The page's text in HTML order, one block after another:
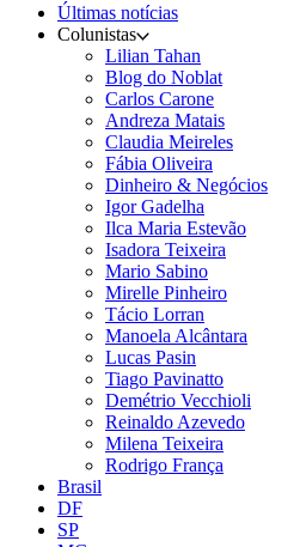
Últimas notícias
Colunistas
Lilian Tahan
Blog do Noblat
Carlos Carone
Andreza Matais
Claudia Meireles
Fábia Oliveira
Dinheiro & Negócios
Igor Gadelha
Ilca Maria Estevão
Isadora Teixeira
Mario Sabino
Mirelle Pinheiro
Tácio Lorran
Manoela Alcântara
Lucas Pasin
Tiago Pavinatto
Demétrio Vecchioli
Reinaldo Azevedo
Milena Teixeira
Rodrigo França
Brasil
DF
SP